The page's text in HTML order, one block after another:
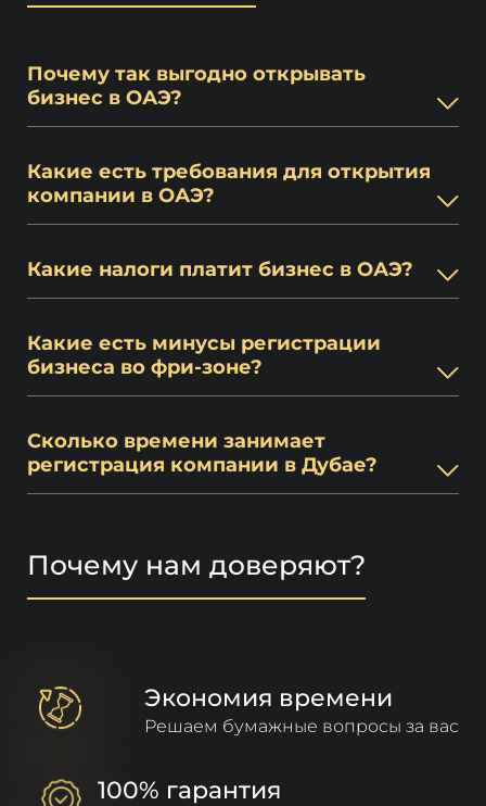
Почему так выгодно открывать
бизнес в ОАЭ?
Какие есть требования для открытия
компании в ОАЭ?
Какие налоги платит бизнес в ОАЭ?
Какие есть минусы регистрации
бизнеса во фри-зоне?
Сколько времени занимает
регистрация компании в Дубае?
Почему нам доверяют?
Экономия времени
Решаем бумажные вопросы за вас
100% гарантия